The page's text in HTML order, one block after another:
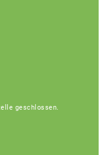
geschlossen.